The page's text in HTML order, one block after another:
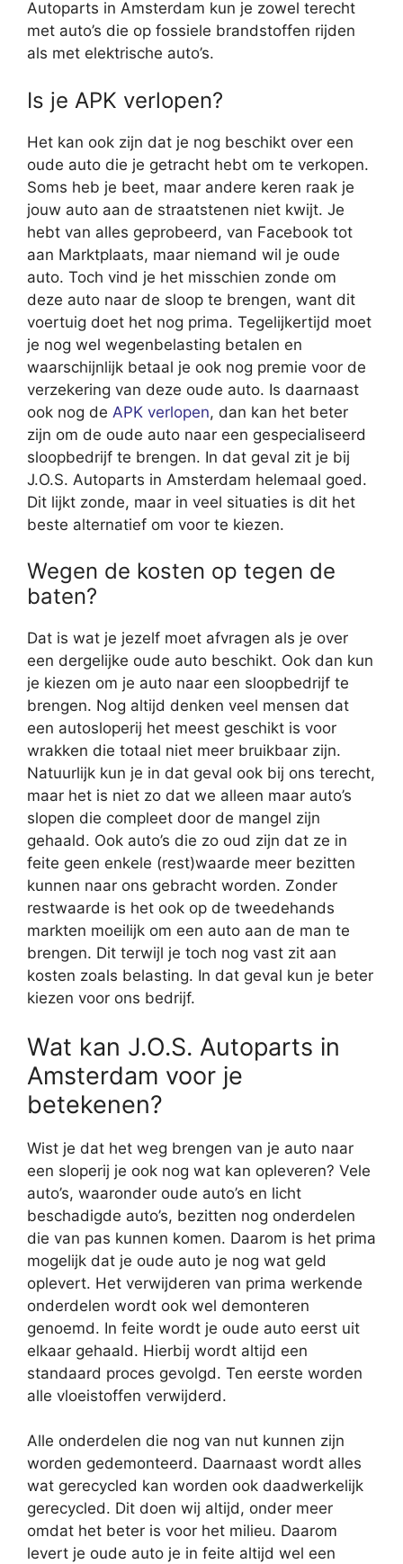
Autoparts in Amsterdam kun je zowel terecht
met auto’s die op fossiele brandstoffen rijden
als met elektrische auto’s.
Is je APK verlopen?
Het kan ook zijn dat je nog beschikt over een
oude auto die je getracht hebt om te verkopen.
Soms heb je beet, maar andere keren raak je
jouw auto aan de straatstenen niet kwijt. Je
hebt van alles geprobeerd, van Facebook tot
aan Marktplaats, maar niemand wil je oude
auto. Toch vind je het misschien zonde om
deze auto naar de sloop te brengen, want dit
voertuig doet het nog prima. Tegelijkertijd moet
je nog wel wegenbelasting betalen en
waarschijnlijk betaal je ook nog premie voor de
verzekering van deze oude auto. Is daarnaast
ook nog de APK verlopen, dan kan het beter
zijn om de oude auto naar een gespecialiseerd
sloopbedrijf te brengen. In dat geval zit je bij
J.O.S. Autoparts in Amsterdam helemaal goed.
Dit lijkt zonde, maar in veel situaties is dit het
beste alternatief om voor te kiezen.
Wegen de kosten op tegen de
baten?
Dat is wat je jezelf moet afvragen als je over
een dergelijke oude auto beschikt. Ook dan kun
je kiezen om je auto naar een sloopbedrijf te
brengen. Nog altijd denken veel mensen dat
een autosloperij het meest geschikt is voor
wrakken die totaal niet meer bruikbaar zijn.
Natuurlijk kun je in dat geval ook bij ons terecht,
maar het is niet zo dat we alleen maar auto’s
slopen die compleet door de mangel zijn
gehaald. Ook auto’s die zo oud zijn dat ze in
feite geen enkele (rest)waarde meer bezitten
kunnen naar ons gebracht worden. Zonder
restwaarde is het ook op de tweedehands
markten moeilijk om een auto aan de man te
brengen. Dit terwijl je toch nog vast zit aan
kosten zoals belasting. In dat geval kun je beter
kiezen voor ons bedrijf.
Wat kan J.O.S. Autoparts in
Amsterdam voor je
betekenen?
Wist je dat het weg brengen van je auto naar
een sloperij je ook nog wat kan opleveren? Vele
auto’s, waaronder oude auto’s en licht
beschadigde auto’s, bezitten nog onderdelen
die van pas kunnen komen. Daarom is het prima
mogelijk dat je oude auto je nog wat geld
oplevert. Het verwijderen van prima werkende
onderdelen wordt ook wel demonteren
genoemd. In feite wordt je oude auto eerst uit
elkaar gehaald. Hierbij wordt altijd een
standaard proces gevolgd. Ten eerste worden
alle vloeistoffen verwijderd.
Alle onderdelen die nog van nut kunnen zijn
worden gedemonteerd. Daarnaast wordt alles
wat gerecycled kan worden ook daadwerkelijk
gerecycled. Dit doen wij altijd, onder meer
omdat het beter is voor het milieu. Daarom
levert je oude auto je in feite altijd wel een